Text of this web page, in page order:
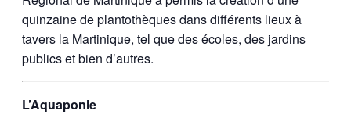
quinzaine de plantothèques dans différents lieux à
tavers la Martinique, tel que des écoles, des jardins
publics et bien d’autres.
L’Aquaponie